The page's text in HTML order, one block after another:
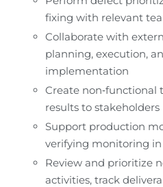
fixing with relevant
Collaborate with
planning, execution,
implementation
Create non‑functional
results to stakeholders
Support production
verifying monitoring
Review and prioritize
activities, track